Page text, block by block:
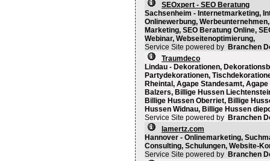
SEOxpert - SEO Beratung
Sachsenheim - Internetmarketing,
Onlinewerbung,
Marketing, SEO Beratung Online,
Webinar, Webseitenoptimierung,
Service Site powered by Branchen
Traumdeco
Lindau - Dekorationen,
Partydekorationen,
Rheintal, Agape Standesamt,
Balzers, Billige Hussen
Billige Hussen Oberriet, Billige
Hussen Widnau, Billige Hussen
Service Site powered by Branchen
lamertz.com
Hannover - Onlinemarketing,
Consulting, Schulungen, Website-
Service Site powered by Branchen